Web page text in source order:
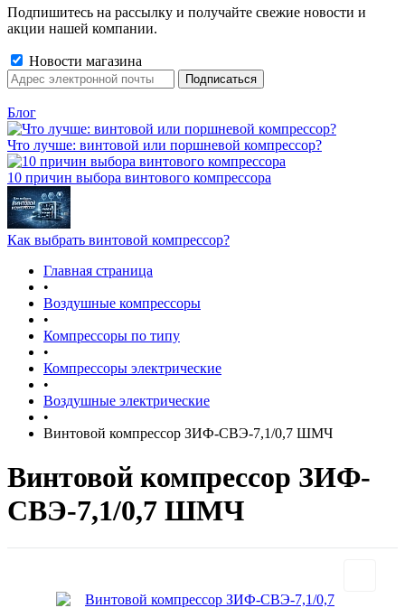
Подпишитесь на рассылку и получайте свежие новости и
акции нашей компании.
Новости магазина
Блог
Что лучше: винтовой или поршневой компрессор?
10 причин выбора винтового компрессора
Как выбрать винтовой компрессор?
Главная страница
•
Воздушные компрессоры
•
Компрессоры по типу
•
Компрессоры электрические
•
Воздушные электрические
•
Винтовой компрессор ЗИФ-СВЭ-7,1/0,7 ШМЧ
Винтовой компрессор ЗИФ-
СВЭ-7,1/0,7 ШМЧ